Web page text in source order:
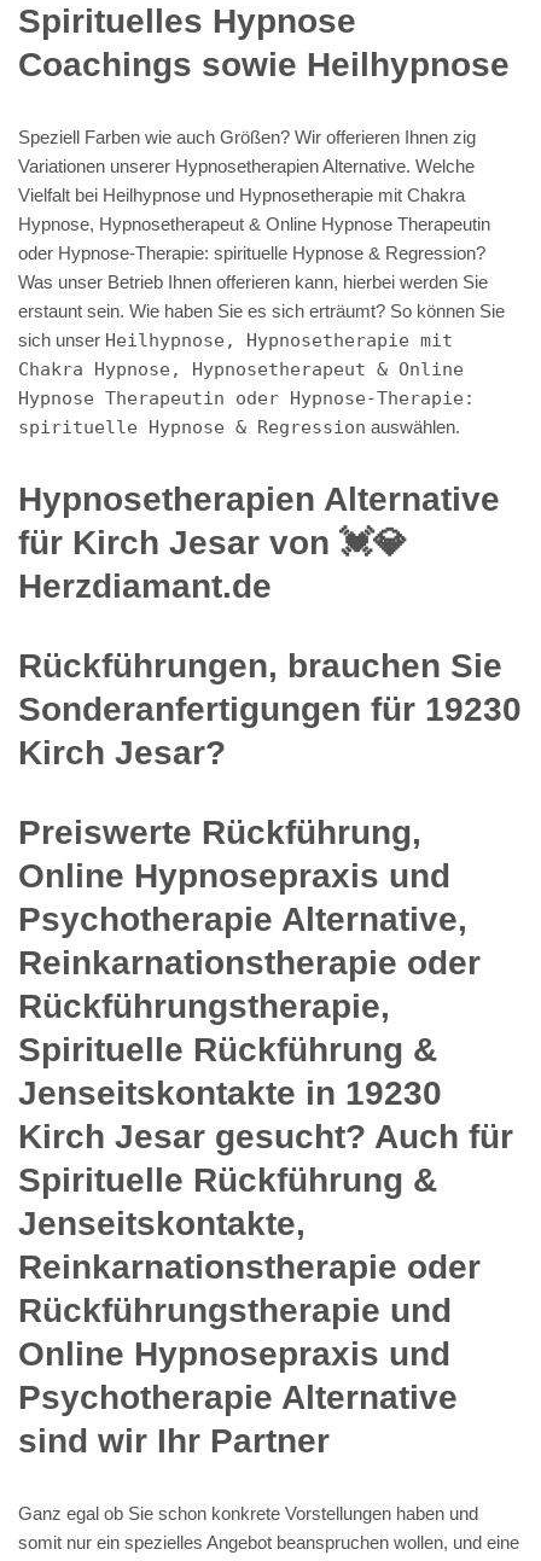
Spirituelles Hypnose
Coachings sowie Heilhypnose
Speziell Farben wie auch Größen? Wir offerieren Ihnen zig
Variationen unserer Hypnosetherapien Alternative. Welche
Vielfalt bei Heilhypnose und Hypnosetherapie mit Chakra
Hypnose, Hypnosetherapeut & Online Hypnose Therapeutin
oder Hypnose-Therapie: spirituelle Hypnose & Regression?
Was unser Betrieb Ihnen offerieren kann, hierbei werden Sie
erstaunt sein. Wie haben Sie es sich erträumt? So können Sie
sich unser Heilhypnose, Hypnosetherapie mit
Chakra Hypnose, Hypnosetherapeut & Online
Hypnose Therapeutin oder Hypnose-Therapie:
spirituelle Hypnose & Regression auswählen.
Hypnosetherapien Alternative
für Kirch Jesar von 💓️💎
Herzdiamant.de
Rückführungen, brauchen Sie
Sonderanfertigungen für 19230
Kirch Jesar?
Preiswerte Rückführung,
Online Hypnosepraxis und
Psychotherapie Alternative,
Reinkarnationstherapie oder
Rückführungstherapie,
Spirituelle Rückführung &
Jenseitskontakte in 19230
Kirch Jesar gesucht? Auch für
Spirituelle Rückführung &
Jenseitskontakte,
Reinkarnationstherapie oder
Rückführungstherapie und
Online Hypnosepraxis und
Psychotherapie Alternative
sind wir Ihr Partner
Ganz egal ob Sie schon konkrete Vorstellungen haben und
somit nur ein spezielles Angebot beanspruchen wollen, und eine